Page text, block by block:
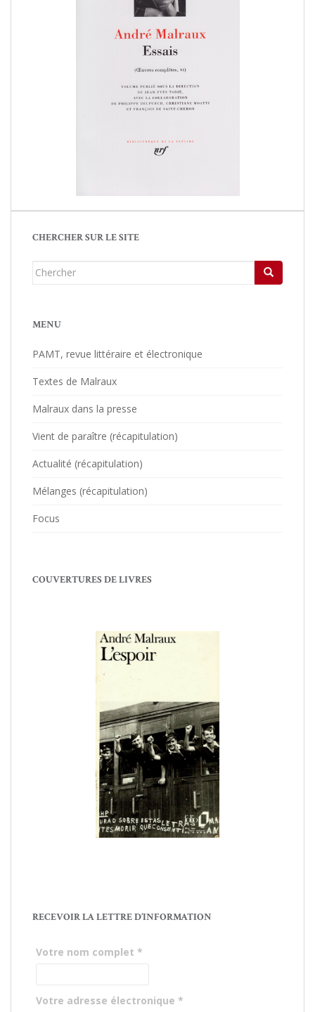
CHERCHER SUR LE SITE
Chercher...
MENU
PAMT, revue littéraire et électronique
Textes de Malraux
Malraux dans la presse
Vient de paraître (récapitulation)
Actualité (récapitulation)
Mélanges (récapitulation)
Focus
COUVERTURES DE LIVRES
RECEVOIR LA LETTRE D’INFORMATION
Votre nom complet *
Votre adresse électronique *